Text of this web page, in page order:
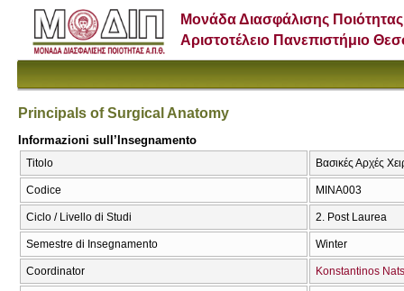
Μονάδα Διασφάλισης Ποιότητας
Αριστοτέλειο Πανεπιστήμιο
Principals of Surgical Anatomy
Informazioni sull’Insegnamento
Titolo Βασικές Αρχές
Codice ΜΙΝΑ003
Ciclo / Livello di Studi 2. Post Laurea
Semestre di Insegnamento Winter
Coordinator Konstantinos